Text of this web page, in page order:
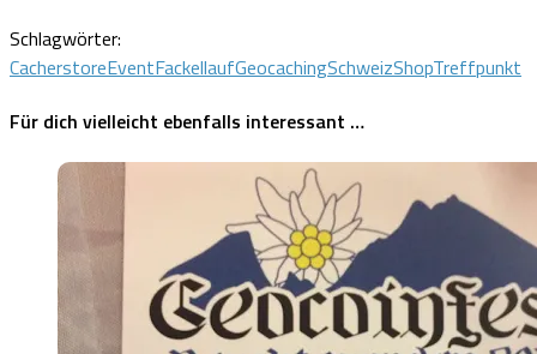
Schlagwörter:
CacherstoreEventFackellaufGeocachingSchweizShopTreffpunkt
Für dich vielleicht ebenfalls interessant …